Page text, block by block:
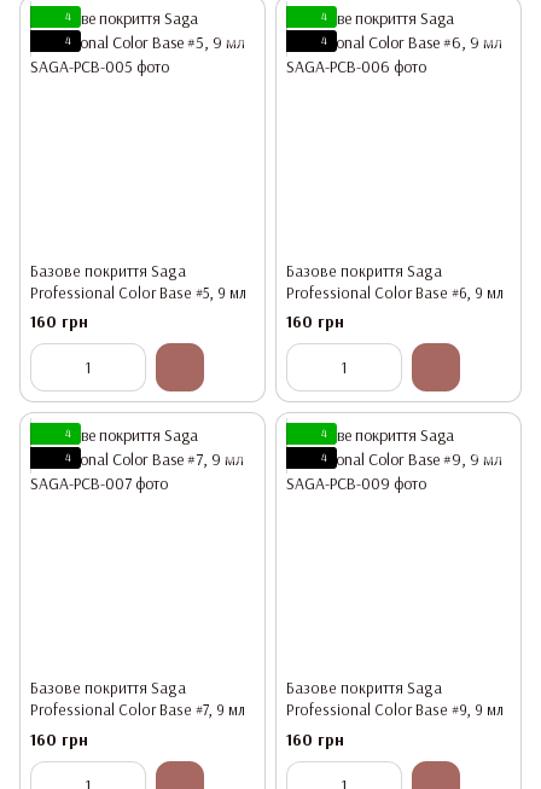
4
4
Базове покриття Saga
Professional Color Base #5, 9 мл
160 грн
4
4
Базове покриття Saga
Professional Color Base #6, 9 мл
160 грн
4
4
Базове покриття Saga
Professional Color Base #7, 9 мл
160 грн
4
4
Базове покриття Saga
Professional Color Base #9, 9 мл
160 грн